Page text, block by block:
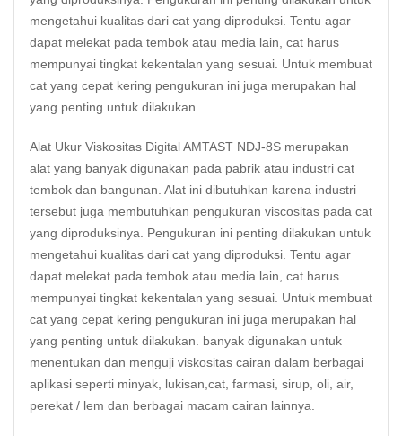
mengetahui kualitas dari cat yang diproduksi. Tentu agar
dapat melekat pada tembok atau media lain, cat harus
mempunyai tingkat kekentalan yang sesuai. Untuk membuat
cat yang cepat kering pengukuran ini juga merupakan hal
yang penting untuk dilakukan.
Alat Ukur Viskositas Digital AMTAST NDJ-8S merupakan
alat yang banyak digunakan pada pabrik atau industri cat
tembok dan bangunan. Alat ini dibutuhkan karena industri
tersebut juga membutuhkan pengukuran viscositas pada cat
yang diproduksinya. Pengukuran ini penting dilakukan untuk
mengetahui kualitas dari cat yang diproduksi. Tentu agar
dapat melekat pada tembok atau media lain, cat harus
mempunyai tingkat kekentalan yang sesuai. Untuk membuat
cat yang cepat kering pengukuran ini juga merupakan hal
yang penting untuk dilakukan. banyak digunakan untuk
menentukan dan menguji viskositas cairan dalam berbagai
aplikasi seperti minyak, lukisan,cat, farmasi, sirup, oli, air,
perekat / lem dan berbagai macam cairan lainnya.